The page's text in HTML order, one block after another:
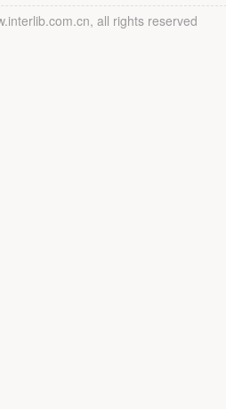
all rights reserved